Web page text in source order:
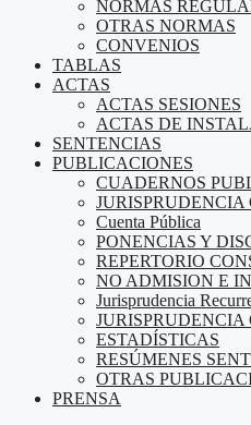
NORMAS
OTRAS NORMAS
CONVENIOS
TABLAS
ACTAS
ACTAS SESIONES
ACTAS DE
SENTENCIAS
PUBLICACIONES
CUADERNOS
Cuenta Pública
PONENCIAS Y
REPERTORIO
NO ADMISION E
Jurisprudencia
ESTADÍSTICAS
RESÚMENES
OTRAS
PRENSA